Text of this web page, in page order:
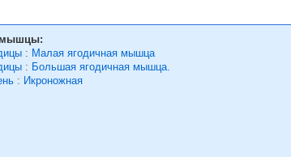
мышцы:
: Малая ягодичная мышца
: Большая ягодичная мышца.
: Икроножная